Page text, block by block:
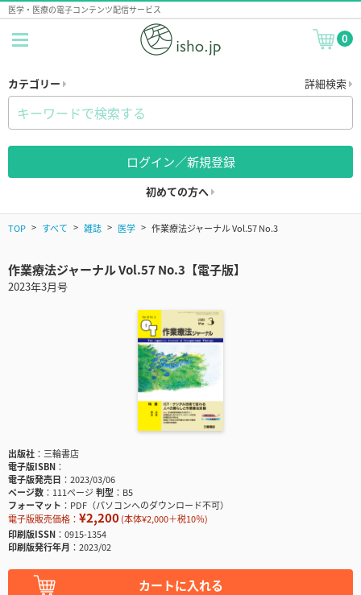
医学・医療の電子コンテンツ配信サービス
0
カテゴリー 詳細検索
ログイン／新規登録
初めての方へ
TOP すべて 雑誌 医学 作業療法ジャーナル Vol.57 No.3
作業療法ジャーナル Vol.57 No.3【電子版】
2023年3月号
出版社
三輪書店
電子版ISBN
電子版発売日
2023/03/06
ページ数
111ページ判型
B5
フォーマット
PDF（パソコンへのダウンロード不可）
電子版販売価格： ¥2,200(本体¥2,000＋税10％)
印刷版ISSN
0915-1354
印刷版発行年月
2023/02
カートに入れる